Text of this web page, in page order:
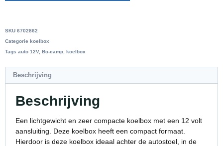
SKU 6702862
Categorie koelbox
Tags auto 12V, Bo-camp koelbox
Beschrijving
Beschrijving
Een lichtgewicht en zeer compacte koelbox met een 12 volt
aansluiting. Deze koelbox heeft een compact formaat.
Hierdoor is deze koelbox ideaal achter de autostoel, in de